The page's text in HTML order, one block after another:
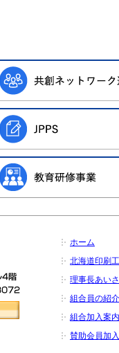
ホーム
北海道印刷
理事長あい
組合員の紹介
組合加入案内
賛助会員加